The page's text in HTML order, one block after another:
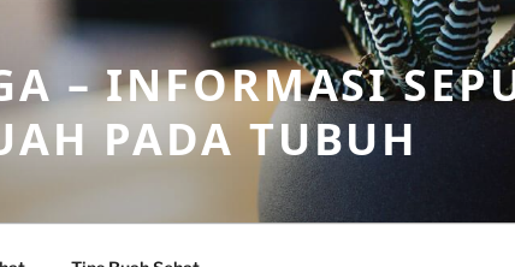
– INFORMASI
PADA TUBUH